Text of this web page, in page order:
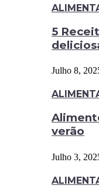
5
Julho 8,
verão
Julho 3,